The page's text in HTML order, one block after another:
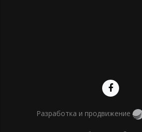
Разработка и продвижение